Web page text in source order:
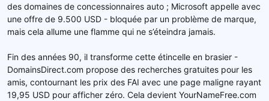
des domaines de concessionnaires auto ; Microsoft appelle avec
une offre de 9.500 USD - bloquée par un problème de marque,
mais cela allume une flamme qui ne s’éteindra jamais.
Fin des années 90, il transforme cette étincelle en brasier -
DomainsDirect.com propose des recherches gratuites pour les
amis, contournant les prix des FAI avec une page maligne rayant
19,95 USD pour afficher zéro. Cela devient YourNameFree.com